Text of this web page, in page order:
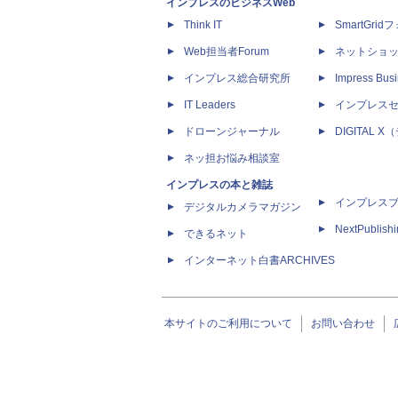
インプレスのビジネスWeb
Think IT
Web担当者Forum
インプレス総合研究所
IT Leaders
ドローンジャーナル
ネッ担お悩み相談室
インプレスの本と雑誌
デジタルカメラマガジン
できるネット
インターネット白書ARCHIVES
SmartGridフ
ネットショ
Impress
インプレス
DIGITAL X（
インプレス
本サイトのご利用について お問い合わせ